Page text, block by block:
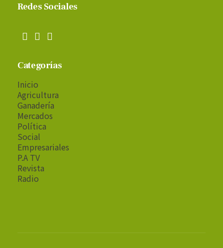
Redes Sociales
Categorías
Inicio
Agricultura
Ganadería
Mercados
Política
Social
Empresariales
P.A TV
Revista
Radio